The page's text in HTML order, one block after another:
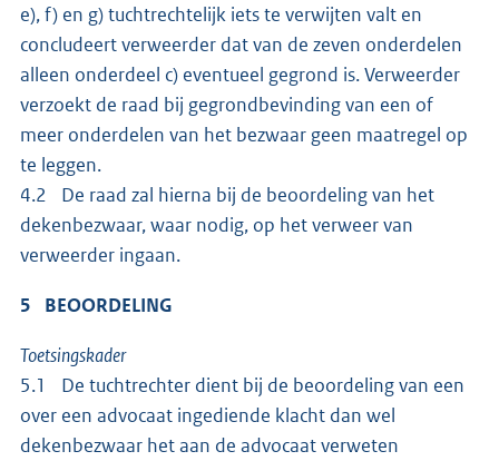
e), f) en g) tuchtrechtelijk iets te verwijten valt en
concludeert verweerder dat van de zeven onderdelen
alleen onderdeel c) eventueel gegrond is. Verweerder
verzoekt de raad bij gegrondbevinding van een of
meer onderdelen van het bezwaar geen maatregel op
te leggen.
4.2 De raad zal hierna bij de beoordeling van het
dekenbezwaar, waar nodig, op het verweer van
verweerder ingaan.
5 BEOORDELING
Toetsingskader
5.1 De tuchtrechter dient bij de beoordeling van een
over een advocaat ingediende klacht dan wel
dekenbezwaar het aan de advocaat verweten